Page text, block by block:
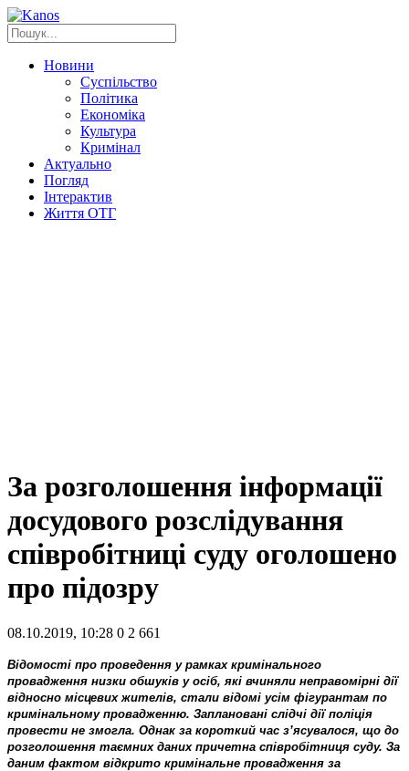
Новини
Суспільство
Політика
Економіка
Культура
Кримінал
Актуально
Погляд
Інтерактив
Життя ОТГ
За розголошення інформації
досудового розслідування
співробітниці суду оголошено
про підозру
08.10.2019, 10:28 0 2 661
Відомості про проведення у рамках кримінального
провадження низки обшуків у осіб, які вчиняли неправомірні дії
відносно місцевих жителів, стали відомі усім фігурантам по
кримінальному провадженню. Заплановані слідчі дії поліція
провести не змогла. Однак за короткий час з’ясувалося, що до
розголошення таємних даних причетна співробітниця суду. За
даним фактом відкрито кримінальне провадження за